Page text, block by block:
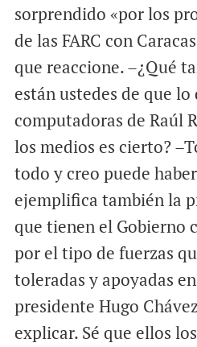
sorprendido «por los
de las FARC con
que reaccione. –¿Qué
están ustedes de que lo
computadoras de Raúl
los medios es cierto?
todo y creo puede
ejemplifica también la
que tienen el Gobierno
por el tipo de fuerzas
toleradas y apoyadas
presidente Hugo
explicar. Sé que ellos